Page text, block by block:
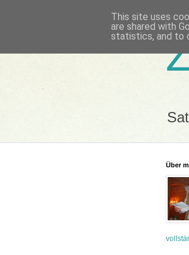
Über
This site uses
are shared with
statistics, and to